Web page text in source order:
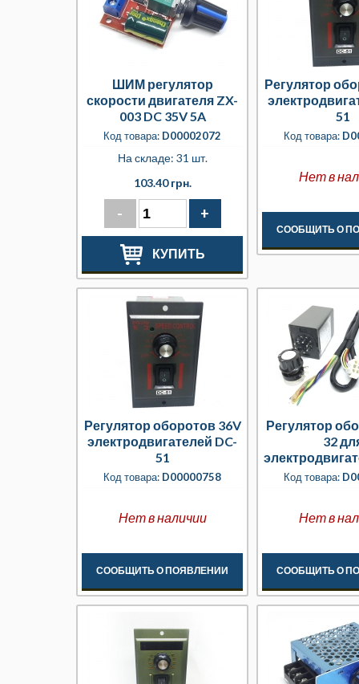
ШИМ регулятор
скорости двигателя ZX-
003 DC 35V 5A
Код товара: D00002072
На складе: 31 шт.
103.40 грн.
- +
КУПИТЬ
Регулятор
51
Код товара:
Нет в
СООБЩИТЬ О
Регулятор оборотов 36V
электродвигателей DC-
51
Код товара: D00000758
Нет в наличии
СООБЩИТЬ О ПОЯВЛЕНИИ
Регулятор
32
сКод товара:
Нет в
СООБЩИТЬ О